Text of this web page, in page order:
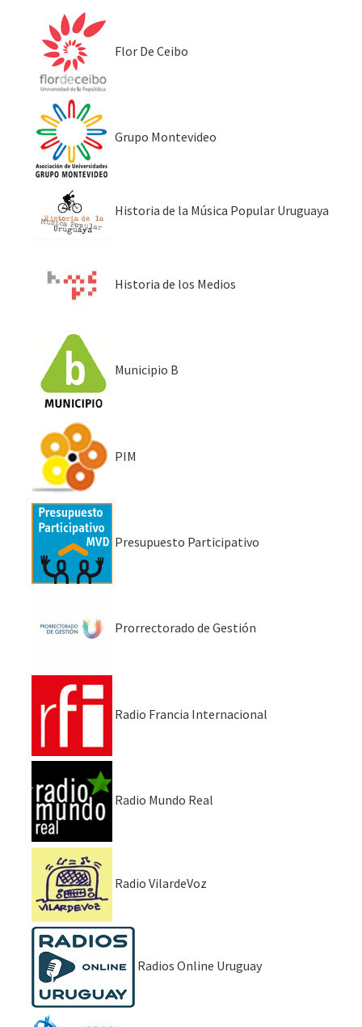
Flor De Ceibo
Grupo Montevideo
Historia de la Música Popular Uruguaya
Historia de los Medios
Municipio B
PIM
Presupuesto Participativo
Prorrectorado de Gestión
Radio Francia Internacional
Radio Mundo Real
Radio VilardeVoz
Radios Online Uruguay